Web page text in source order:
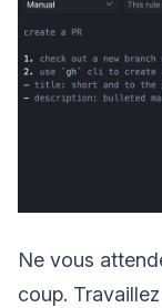
Ne vous
coup.